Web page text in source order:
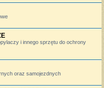
i innego sprzętu do ochrony
oraz samojezdnych